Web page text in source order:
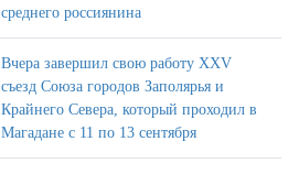
среднего россиянина
Вчера завершил свою работу XXV
съезд Союза городов Заполярья и
Крайнего Севера, который проходил в
Магадане с 11 по 13 сентября